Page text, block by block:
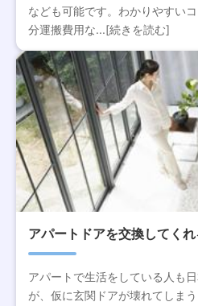
なども可能です。わかりやすい
分運搬費用な...[続きを読む]
アパートドアを交換してく
アパートで生活をしている人も
が、仮に玄関ドアが壊れてしま